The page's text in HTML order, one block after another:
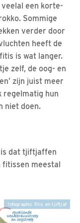
een korte-
Sommige
verder door
heeft de
is wat langer.
zelf, de oog- en
zijn juist meer
regelmatig hun
niet doen.
is dat tjiftjaffen
fitissen meestal
Infographic fitis en tjiftjaf